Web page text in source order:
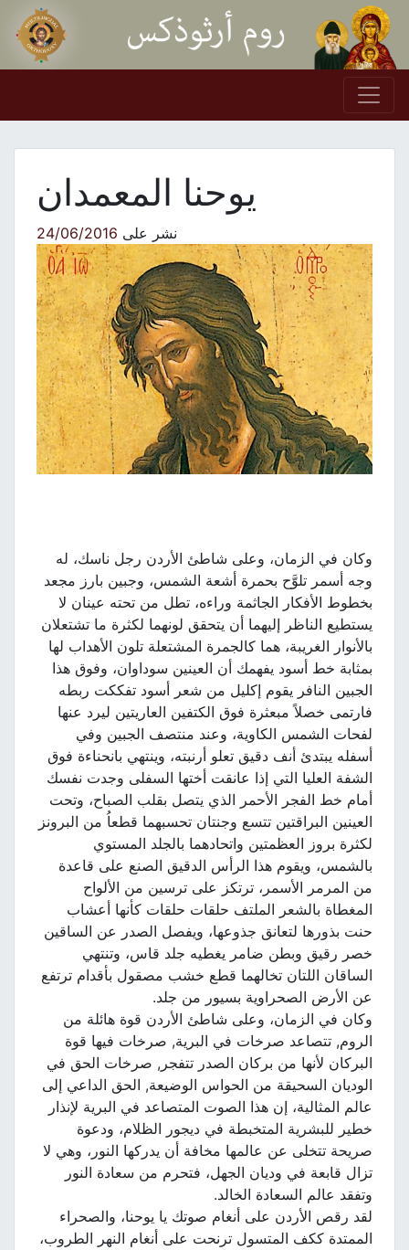
Skip to content
Main Navigation
يوحنا المعمدان
نشر على24/06/2016
وكان في الزمان، وعلى شاطئ الأردن رجل ناسك، له
وجه أسمر تلوَّح بحمرة أشعة الشمس، وجبين بارز مجعد
بخطوط الأفكار الجاثمة وراءه، تطل من تحته عينان لا
يستطيع الناظر إليهما أن يتحقق لونهما لكثرة ما تشتعلان
بالأنوار الغريبة، هما كالجمرة المشتعلة تلون الأهداب لها
بمثابة خط أسود يفهمك أن العينين سوداوان، وفوق هذا
الجبين النافر يقوم إكليل من شعر أسود تفككت ربطه
فارتمى خصلاً مبعثرة فوق الكتفين العاريتين ليرد عنها
لفحات الشمس الكاوية، وعند منتصف الجبين وفي
أسفله يبتدئ أنف دقيق تعلو أرنبته، وينتهي بانحناءة فوق
الشفة العليا التي إذا عانقت أختها السفلى وجدت نفسك
أمام خط الفجر الأحمر الذي يتصل بقلب الصباح، وتحت
العينين البراقتين تتسع وجنتان تحسبهما قطعاُ من البرونز
لكثرة بروز العظمتين واتحادهما بالجلد المستوي
بالشمس، ويقوم هذا الرأس الدقيق الصنع على قاعدة
من المرمر الأسمر، ترتكز على ترسين من الألواح
المغطاة بالشعر الملتف حلقات حلقات كأنها أعشاب
حنت بذورها لتعانق جذوعها، ويفصل الصدر عن الساقين
خصر رقيق وبطن ضامر يغطيه جلد قاس، وتنتهي
الساقان اللتان تخالهما قطع خشب مصقول بأقدام ترتفع
عن الأرض الصحراوية بسيور من جلد.
وكان في الزمان، وعلى شاطئ الأردن قوة هائلة من
الروم, تتصاعد صرخات في البرية, صرخات فيها قوة
البركان لأنها من بركان الصدر تتفجر, صرخات الحق في
الوديان السحيقة من الحواس الوضيعة, الحق الداعي إلى
عالم المثالية، إن هذا الصوت المتصاعد في البرية لإنذار
خطير للبشرية المتخبطة في ديجور الظلام، ودعوة
صريحة تتخلى عن عالمها مخافة أن يدركها النور، وهي لا
تزال قابعة في وديان الجهل، فتحرم من سعادة النور
وتفقد عالم السعادة الخالد.
لقد رقص الأردن على أنغام صوتك يا يوحنا، والصحراء
الممتدة ككف المتسول ترنحت على أنغام النهر الطروب،